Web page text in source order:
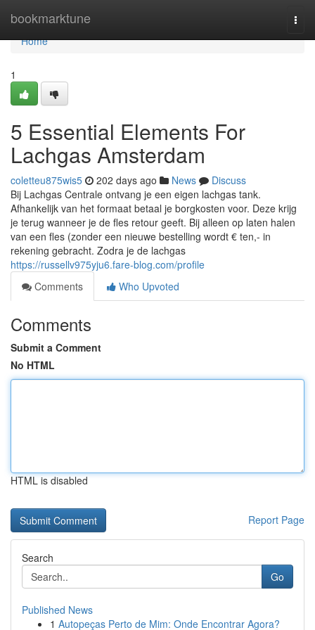
bookmarktune
Home
Home
1
5 Essential Elements For
Lachgas Amsterdam
coletteu875wis5 202 days ago News
Discuss
Bij Lachgas Centrale ontvang je een eigen lachgas tank.
Afhankelijk van het formaat betaal je borgkosten voor. Deze krijg
je terug wanneer je de fles retour geeft. Bij alleen op laten halen
van een fles (zonder een nieuwe bestelling wordt € ten,- in
rekening gebracht. Zodra je de lachgas
https://russellv975yju6.fare-blog.com/profile
Comments
Who Upvoted
Comments
Submit a Comment
No HTML
HTML is disabled
Report Page
Search
Go
Published News
1 Autopeças Perto de Mim: Onde Encontrar Agora?